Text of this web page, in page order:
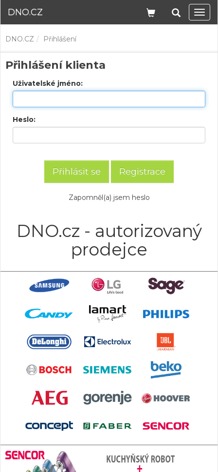
DNO.CZ
DNO.CZ Přihlášení
Přihlášení klienta
Uživatelské jméno:
Heslo:
Registrace
Zapomněl(a) jsem heslo
DNO.cz - autorizovaný
prodejce